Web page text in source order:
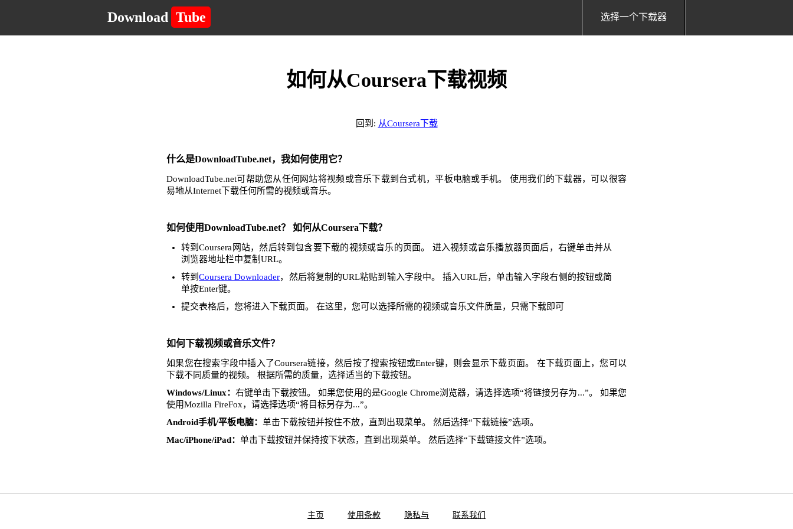
Download Tube 选择一个下载器
如何从Coursera下载视频
回到: 从Coursera下载
什么是DownloadTube.net，我如何使用它？
DownloadTube.net可帮助您从任何网站将视频或音乐下载到台式机，平板电脑或手机。 使用我们的下载器，可以很容
易地从Internet下载任何所需的视频或音乐。
如何使用DownloadTube.net？ 如何从Coursera下载？
转到Coursera网站，然后转到包含要下载的视频或音乐的页面。 进入视频或音乐播放器页面后，右键单击并从
浏览器地址栏中复制URL。
转到Coursera Downloader，然后将复制的URL粘贴到输入字段中。 插入URL后，单击输入字段右侧的按钮或简
单按Enter键。
提交表格后，您将进入下载页面。 在这里，您可以选择所需的视频或音乐文件质量，只需下载即可
如何下载视频或音乐文件？
如果您在搜索字段中插入了Coursera链接，然后按了搜索按钮或Enter键，则会显示下载页面。 在下载页面上，您可以
下载不同质量的视频。 根据所需的质量，选择适当的下载按钮。
Windows/Linux：右键单击下载按钮。 如果您使用的是Google Chrome浏览器，请选择选项“将链接另存为...”。 如果您
使用Mozilla FireFox，请选择选项“将目标另存为...”。
Android手机/平板电脑： 单击下载按钮并按住不放，直到出现菜单。 然后选择“下载链接”选项。
Mac/iPhone/iPad： 单击下载按钮并保持按下状态，直到出现菜单。 然后选择“下载链接文件”选项。
主页 使用条款 隐私与 联系我们